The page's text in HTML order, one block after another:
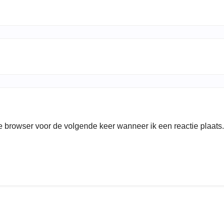
voor de volgende keer wanneer ik een reactie plaats.